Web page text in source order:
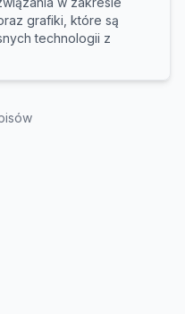
grafiki, które są
technologii z